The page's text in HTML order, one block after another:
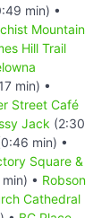
min) •
Mountain
Hill Trail
min) •
Street Café
Jack (2:30
min) •
Square &
• Robson
Cathedral